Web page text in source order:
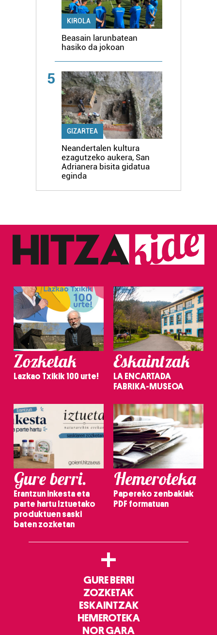
KIROLA
Beasain larunbatean
hasiko da jokoan
5
GIZARTEA
Neandertalen kultura
ezagutzeko aukera, San
Adrianera bisita gidatua
eginda
Zozketak
Lazkao Txikik 100 urte!
Eskaintzak
LA ENCARTADA
FABRIKA-MUSEOA
Gure berri.
Erantzun inkesta eta
parte hartu Iztuetako
produktuen saski
baten zozketan
Hemeroteka
Papereko zenbakiak
PDF formatuan
+
GURE BERRI
ZOZKETAK
ESKAINTZAK
HEMEROTEKA
NOR GARA